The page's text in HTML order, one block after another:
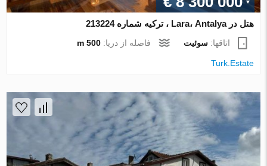
هتل در Lara، Antalya ، ترکیه شماره 213224
اتاقها:سوئیت فاصله از دریا:500 m
Turk.Estate